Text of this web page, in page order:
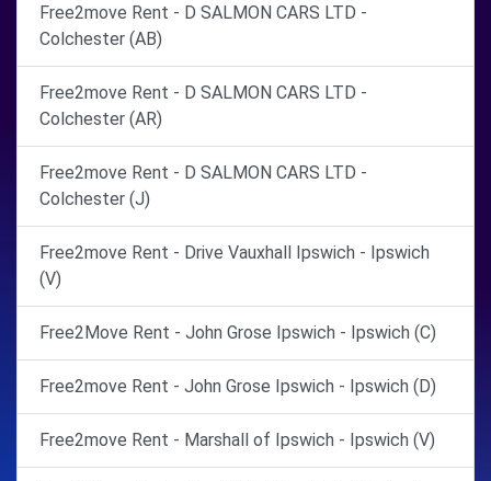
Free2move Rent - D SALMON CARS LTD -
Colchester (AB)
Free2move Rent - D SALMON CARS LTD -
Colchester (AR)
Free2move Rent - D SALMON CARS LTD -
Colchester (J)
Free2move Rent - Drive Vauxhall Ipswich - Ipswich
(V)
Free2Move Rent - John Grose Ipswich - Ipswich (C)
Free2move Rent - John Grose Ipswich - Ipswich (D)
Free2move Rent - Marshall of Ipswich - Ipswich (V)